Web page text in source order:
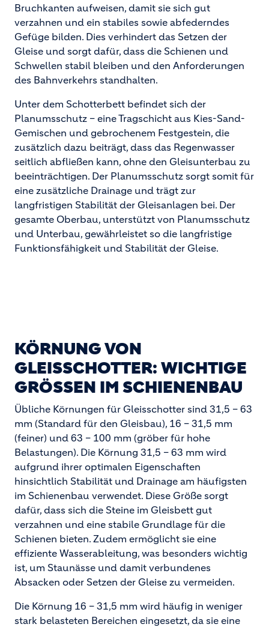
Bruchkanten aufweisen, damit sie sich gut
verzahnen und ein stabiles sowie abfederndes
Gefüge bilden. Dies verhindert das Setzen der
Gleise und sorgt dafür, dass die Schienen und
Schwellen stabil bleiben und den Anforderungen
des Bahnverkehrs standhalten.
Unter dem Schotterbett befindet sich der
Planumsschutz – eine Tragschicht aus Kies-Sand-
Gemischen und gebrochenem Festgestein, die
zusätzlich dazu beiträgt, dass das Regenwasser
seitlich abfließen kann, ohne den Gleisunterbau zu
beeinträchtigen. Der Planumsschutz sorgt somit für
eine zusätzliche Drainage und trägt zur
langfristigen Stabilität der Gleisanlagen bei. Der
gesamte Oberbau, unterstützt von Planumsschutz
und Unterbau, gewährleistet so die langfristige
Funktionsfähigkeit und Stabilität der Gleise.
KÖRNUNG VON
GLEISSCHOTTER: WICHTIGE
GRÖSSEN IM SCHIENENBAU
Übliche Körnungen für Gleisschotter sind 31,5 – 63
mm (Standard für den Gleisbau), 16 – 31,5 mm
(feiner) und 63 – 100 mm (gröber für hohe
Belastungen). Die Körnung 31,5 – 63 mm wird
aufgrund ihrer optimalen Eigenschaften
hinsichtlich Stabilität und Drainage am häufigsten
im Schienenbau verwendet. Diese Größe sorgt
dafür, dass sich die Steine im Gleisbett gut
verzahnen und eine stabile Grundlage für die
Schienen bieten. Zudem ermöglicht sie eine
effiziente Wasserableitung, was besonders wichtig
ist, um Staunässe und damit verbundenes
Absacken oder Setzen der Gleise zu vermeiden.
Die Körnung 16 – 31,5 mm wird häufig in weniger
stark belasteten Bereichen eingesetzt, da sie eine